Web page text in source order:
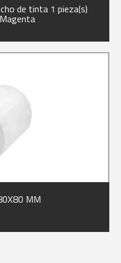
de tinta 1 pieza(s)
MM